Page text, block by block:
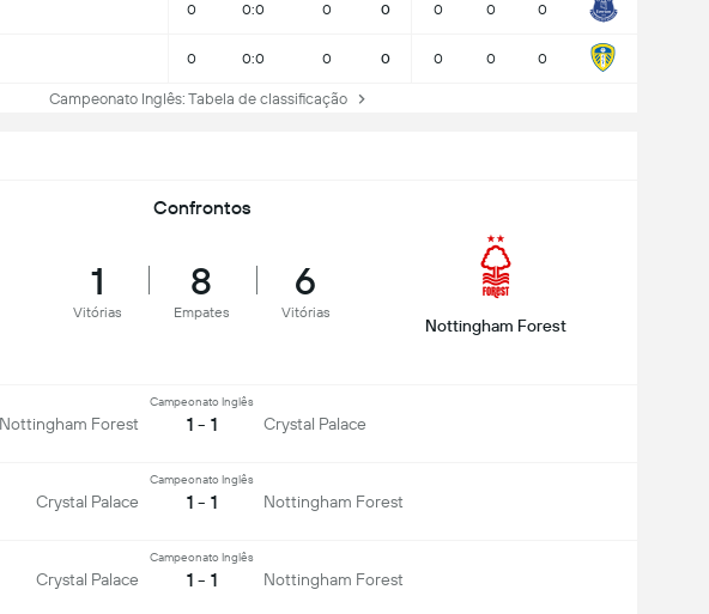
0 0:0 0 0 0 0 0
0 0:0 0 0 0 0 0
Campeonato Inglês: Tabela de classificação
Confrontos
1
Vitórias
8
Empates
6
Vitórias
Nottingham Forest
Nottingham Forest
Campeonato Inglês
1 - 1 Crystal Palace
Crystal Palace
Campeonato Inglês
1 - 1 Nottingham Forest
Crystal Palace
Campeonato Inglês
1 - 1 Nottingham Forest